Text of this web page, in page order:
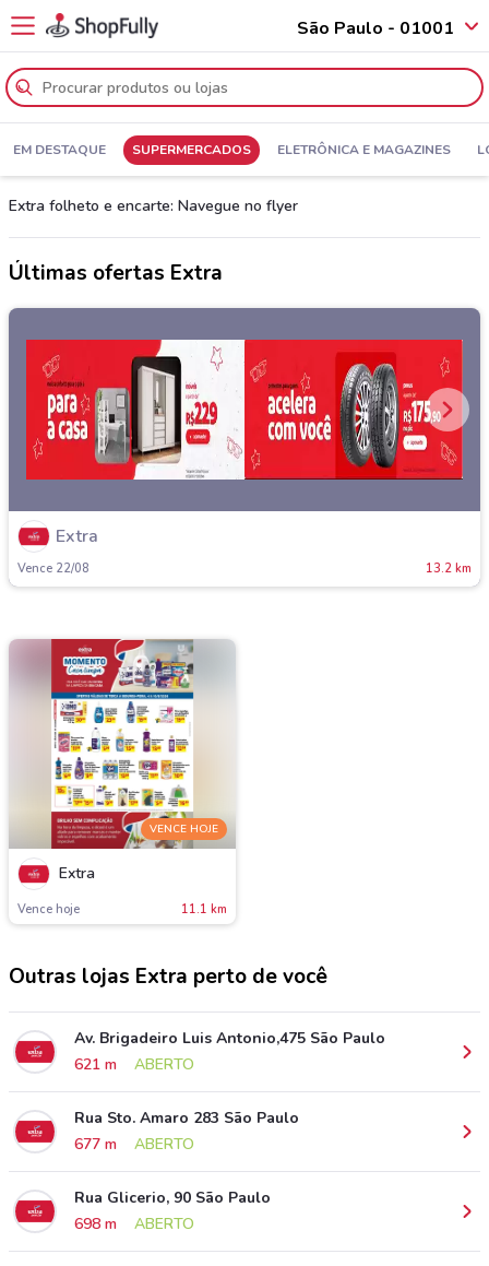
São Paulo - 01001
EM DESTAQUE SUPERMERCADOS ELETRÔNICA E MAGAZINES
Extra folheto e encarte: Navegue no flyer
Últimas ofertas Extra
Extra
Vence 22/08 13.2 km
VENCE HOJE
Extra
Vence hoje 11.1 km
Outras lojas Extra perto de você
Av. Brigadeiro Luis Antonio,475 São Paulo
621 m
ABERTO
Rua Sto. Amaro 283 São Paulo
677 m
ABERTO
Rua Glicerio, 90 São Paulo
698 m
ABERTO